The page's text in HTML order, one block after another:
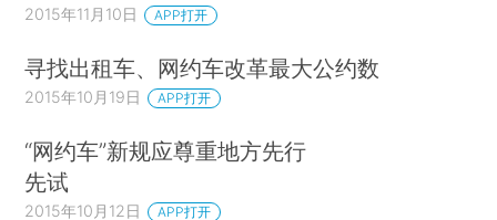
2015年11月10日 APP打开
寻找出租车、网约车改革最大公约数
2015年10月19日 APP打开
“网约车”新规应尊重地方先行
先试
2015年10月12日 APP打开